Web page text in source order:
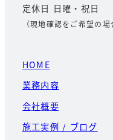
定休日 日曜・祝日
（現地確認をご希望の
HOME
業務内容
会社概要
施工実例 / ブログ